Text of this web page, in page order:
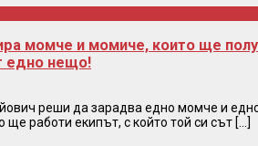
момче и момиче, които ще
едно нещо!
реши да зарадва едно момче и
ще работи екипът, с който той си сът [...]